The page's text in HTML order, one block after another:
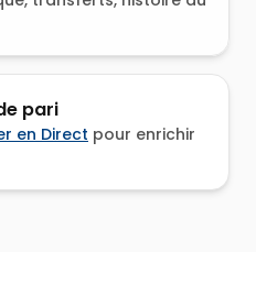
pari
en Direct pour enrichir